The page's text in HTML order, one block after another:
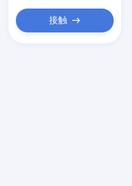
接触